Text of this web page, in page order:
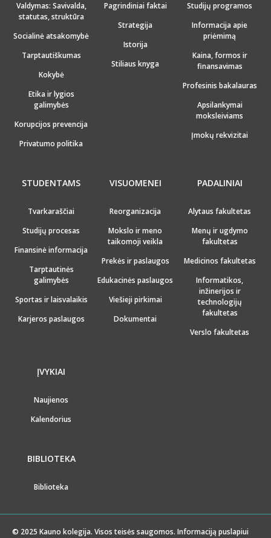
Valdymas: Savivalda,
statutas, struktūra
Socialinė atsakomybė
Tarptautiškumas
Kokybė
Etika ir lygios
galimybės
Korupcijos prevencija
Privatumo politika
Pagrindiniai faktai
Strategija
Istorija
Stiliaus knyga
Studijų programos
Informacija apie
priėmimą
Kaina, formos ir
finansavimas
Profesinis bakalauras
Apsilankymai
moksleiviams
Įmokų rekvizitai
STUDENTAMS
Tvarkaraščiai
Studijų procesas
Finansinė informacija
Tarptautinės
galimybės
Sportas ir laisvalaikis
Karjeros paslaugos
VISUOMENEI
Reorganizacija
Mokslo ir meno
taikomoji veikla
Prekės ir paslaugos
Edukacinės paslaugos
Viešieji pirkimai
Dokumentai
PADALINIAI
Alytaus fakultetas
Menų ir ugdymo
fakultetas
Medicinos fakultetas
Informatikos,
inžinerijos ir
technologijų
fakultetas
Verslo fakultetas
ĮVYKIAI
Naujienos
Kalendorius
BIBLIOTEKA
Biblioteka
© 2025 Kauno kolegija. Visos teisės saugomos. Informaciją puslapiui